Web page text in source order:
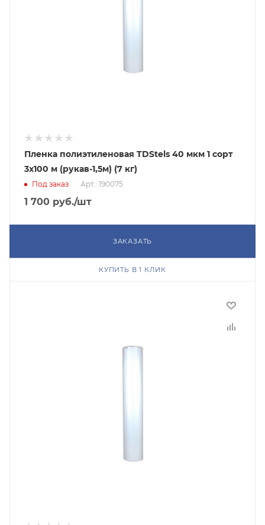
Пленка полиэтиленовая TDStels 40 мкм 1 сорт
3x100 м (рукав-1,5м) (7 кг)
Под заказ Арт.: 190075
1 700 руб./шт
ЗАКАЗАТЬ
КУПИТЬ В 1 КЛИК